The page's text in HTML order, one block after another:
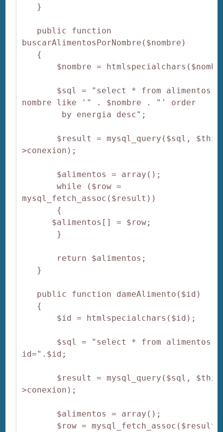
}
public function
buscarAlimentosPorNombre($nombre)
{
$nombre =
$sql = "select * from alimentos
nombre like '" . $nombre . "' order
by energia desc";
$result = mysql_query($sql,
>conexion);
$alimentos = array();
while ($row =
mysql_fetch_assoc($result))
{
$alimentos[] = $row;
}
return $alimentos;
}
public function dameAlimento($id)
{
$id = htmlspecialchars($id);
$sql = "select * from alimentos
id=".$id;
$result = mysql_query($sql,
>conexion);
$alimentos = array();
$row =